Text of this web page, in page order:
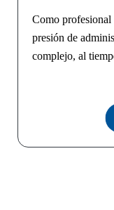
Como profesional
presión de
complejo, al